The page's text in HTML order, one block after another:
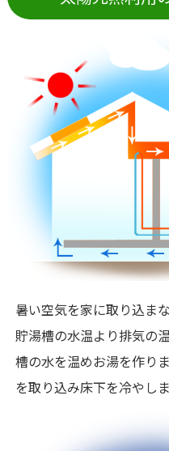
暑い空気を家に取り込ま
貯湯槽の水温より排気の
槽の水を温めお湯を作り
を取り込み床下を冷やしま